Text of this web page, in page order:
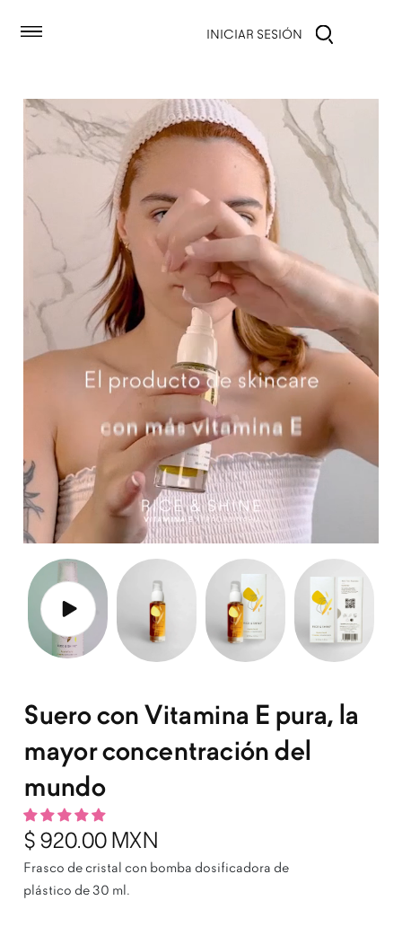
INICIAR SESIÓN
Reproducir video
Suero con Vitamina E pura, la
mayor concentración del
mundo
Precio habitual
$ 920.00 MXN
Frasco de cristal con bomba dosificadora de
plástico de 30 ml.